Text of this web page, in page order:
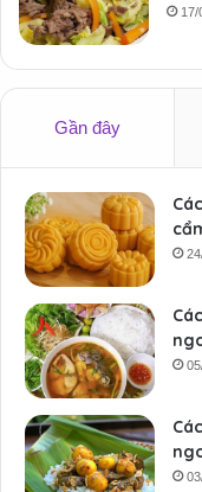
17/
Gần đây